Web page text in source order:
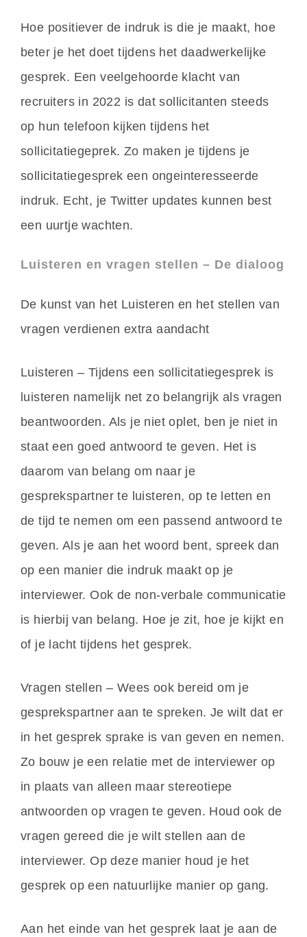
Hoe positiever de indruk is die je maakt, hoe
beter je het doet tijdens het daadwerkelijke
gesprek. Een veelgehoorde klacht van
recruiters in 2022 is dat sollicitanten steeds
op hun telefoon kijken tijdens het
sollicitatiegeprek. Zo maken je tijdens je
sollicitatiegesprek een ongeinteresseerde
indruk. Echt, je Twitter updates kunnen best
een uurtje wachten.
Luisteren en vragen stellen – De dialoog
De kunst van het Luisteren en het stellen van
vragen verdienen extra aandacht
Luisteren – Tijdens een sollicitatiegesprek is
luisteren namelijk net zo belangrijk als vragen
beantwoorden. Als je niet oplet, ben je niet in
staat een goed antwoord te geven. Het is
daarom van belang om naar je
gesprekspartner te luisteren, op te letten en
de tijd te nemen om een passend antwoord te
geven. Als je aan het woord bent, spreek dan
op een manier die indruk maakt op je
interviewer. Ook de non-verbale communicatie
is hierbij van belang. Hoe je zit, hoe je kijkt en
of je lacht tijdens het gesprek.
Vragen stellen – Wees ook bereid om je
gesprekspartner aan te spreken. Je wilt dat er
in het gesprek sprake is van geven en nemen.
Zo bouw je een relatie met de interviewer op
in plaats van alleen maar stereotiepe
antwoorden op vragen te geven. Houd ook de
vragen gereed die je wilt stellen aan de
interviewer. Op deze manier houd je het
gesprek op een natuurlijke manier op gang.
Aan het einde van het gesprek laat je aan de